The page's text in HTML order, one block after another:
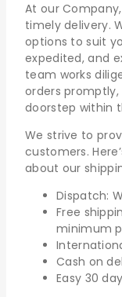
At our
timely delivery.
options to suit
expedited, and
team works
orders
doorstep within
We strive to
customers.
about our
Dispatch:
Free
minimum
Cash on
Easy 30